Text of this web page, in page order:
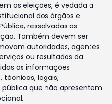
as eleições, é vedada a
dos órgãos e
ressalvadas as
Também devem ser
autoridades, agentes
ou resultados da
as informações
legais,
que não apresentem